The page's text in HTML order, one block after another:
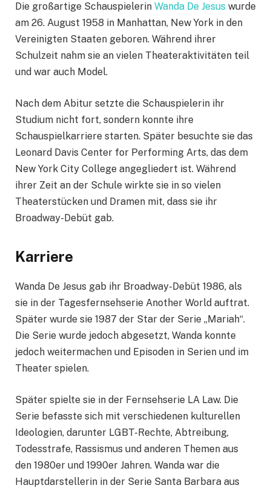
Die großartige Schauspielerin Wanda De Jesus wurde
am 26. August 1958 in Manhattan, New York in den
Vereinigten Staaten geboren. Während ihrer
Schulzeit nahm sie an vielen Theateraktivitäten teil
und war auch Model.
Nach dem Abitur setzte die Schauspielerin ihr
Studium nicht fort, sondern konnte ihre
Schauspielkarriere starten. Später besuchte sie das
Leonard Davis Center for Performing Arts, das dem
New York City College angegliedert ist. Während
ihrer Zeit an der Schule wirkte sie in so vielen
Theaterstücken und Dramen mit, dass sie ihr
Broadway-Debüt gab.
Karriere
Wanda De Jesus gab ihr Broadway-Debüt 1986, als
sie in der Tagesfernsehserie Another World auftrat.
Später wurde sie 1987 der Star der Serie „Mariah“.
Die Serie wurde jedoch abgesetzt, Wanda konnte
jedoch weitermachen und Episoden in Serien und im
Theater spielen.
Später spielte sie in der Fernsehserie LA Law. Die
Serie befasste sich mit verschiedenen kulturellen
Ideologien, darunter LGBT-Rechte, Abtreibung,
Todesstrafe, Rassismus und anderen Themen aus
den 1980er und 1990er Jahren. Wanda war die
Hauptdarstellerin in der Serie Santa Barbara aus